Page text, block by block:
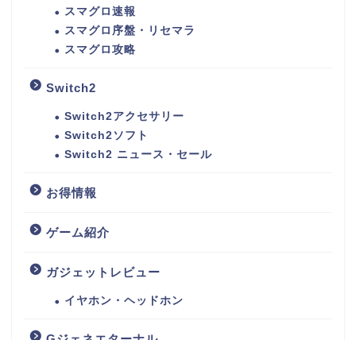
スマグロ速報
スマグロ序盤・リセマラ
スマグロ攻略
Switch2
Switch2アクセサリー
Switch2ソフト
Switch2 ニュース・セール
お得情報
ゲーム紹介
ガジェットレビュー
イヤホン・ヘッドホン